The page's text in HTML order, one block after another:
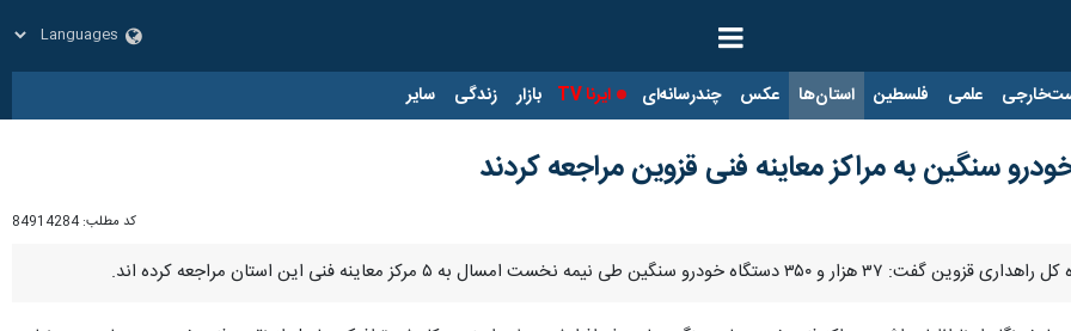
علمی فلسطین استان‌ها عکس چندرسانه‌ای ایرنا TV بازار زندگی سایر
کد مطلب: 84914284